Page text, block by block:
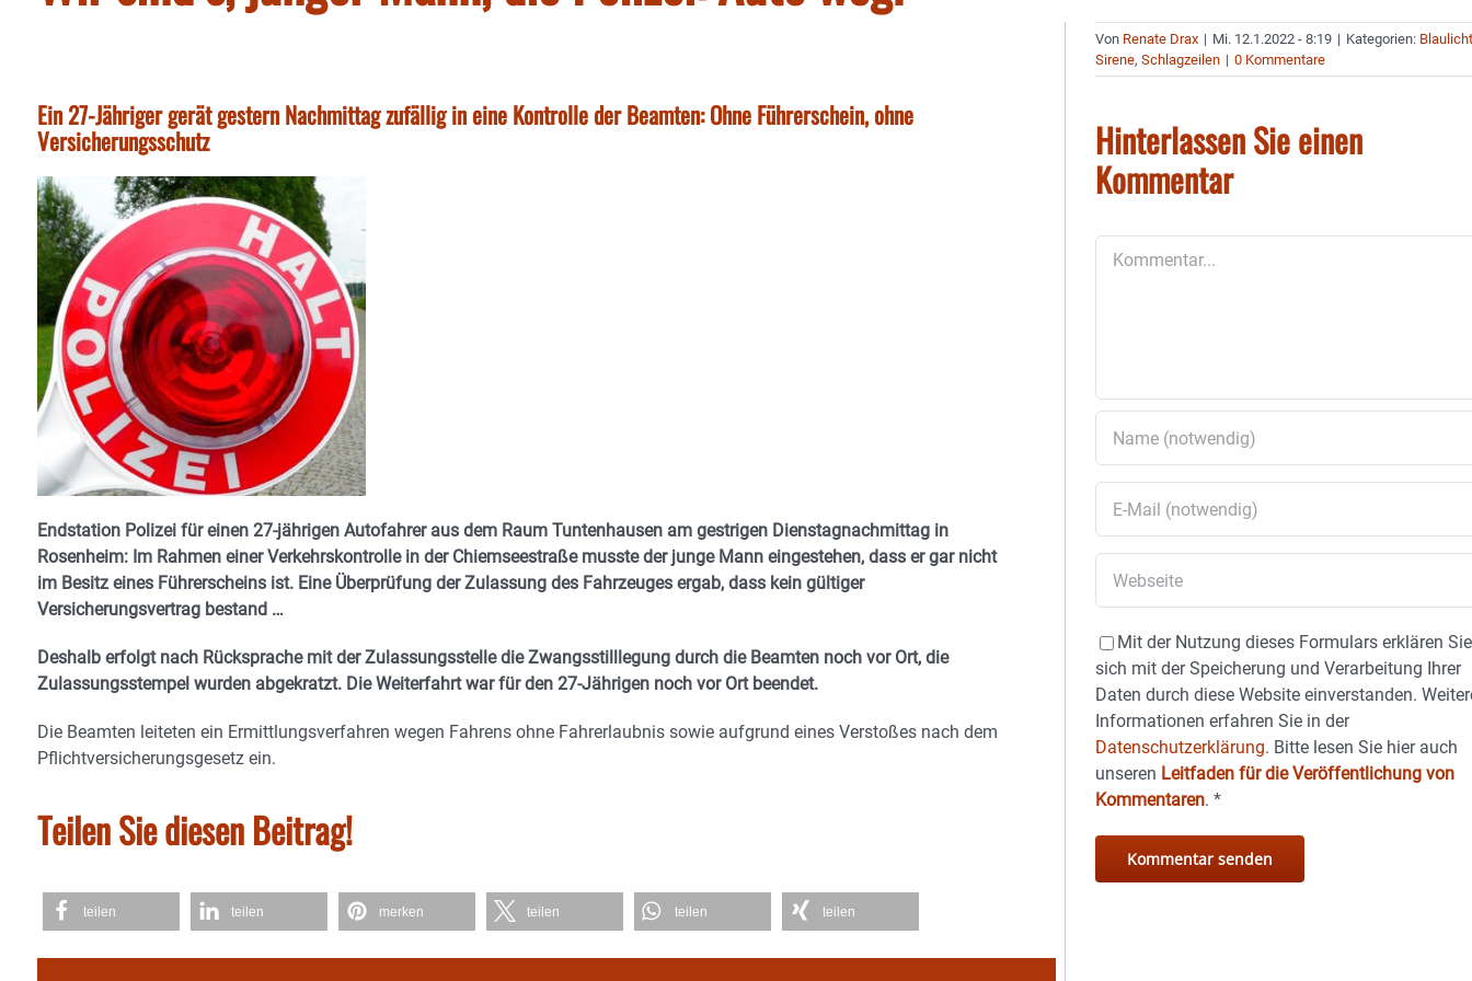
Ein 27-Jähriger gerät gestern Nachmittag zufällig in eine Kontrolle der Beamten: Ohne Führerschein, ohne
Versicherungsschutz
Endstation Polizei für einen 27-jährigen Autofahrer aus dem Raum Tuntenhausen am gestrigen Dienstagnachmittag in
Rosenheim: Im Rahmen einer Verkehrskontrolle in der Chiemseestraße musste der junge Mann eingestehen, dass er gar nicht
im Besitz eines Führerscheins ist. Eine Überprüfung der Zulassung des Fahrzeuges ergab, dass kein gültiger
Versicherungsvertrag bestand …
Deshalb erfolgt nach Rücksprache mit der Zulassungsstelle die Zwangsstilllegung durch die Beamten noch vor Ort, die
Zulassungsstempel wurden abgekratzt. Die Weiterfahrt war für den 27-Jährigen noch vor Ort beendet.
Die Beamten leiteten ein Ermittlungsverfahren wegen Fahrens ohne Fahrerlaubnis sowie aufgrund eines Verstoßes nach dem
Pflichtversicherungsgesetz ein.
Teilen Sie diesen Beitrag!
teilen teilen merken teilen teilen teilen
Von Renate Drax | Mi. 12.1.2022 - 8:19 | Kategorien:
Sirene,Schlagzeilen | 0 Kommentare
Hinterlassen Sie einen
Kommentar
Mit der Nutzung dieses Formulars erklären Sie
sich mit der Speicherung und Verarbeitung Ihrer
Daten durch diese Website einverstanden.
Informationen erfahren Sie in der
Datenschutzerklärung. Bitte lesen Sie hier auch
unseren Leitfaden für die Veröffentlichung von
Kommentaren.*